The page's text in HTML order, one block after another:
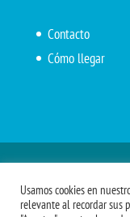
Contacto
Cómo llegar
Menús Grupos
Usamos cookies en
relevante al recordar sus